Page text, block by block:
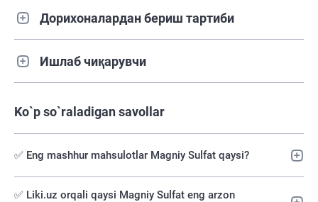
Дорихоналардан бериш тартиби
Ишлаб чиқарувчи
Ko`p so`raladigan savollar
✅ Eng mashhur mahsulotlar Magniy Sulfat qaysi?
✅️ Liki.uz orqali qaysi Magniy Sulfat eng arzon